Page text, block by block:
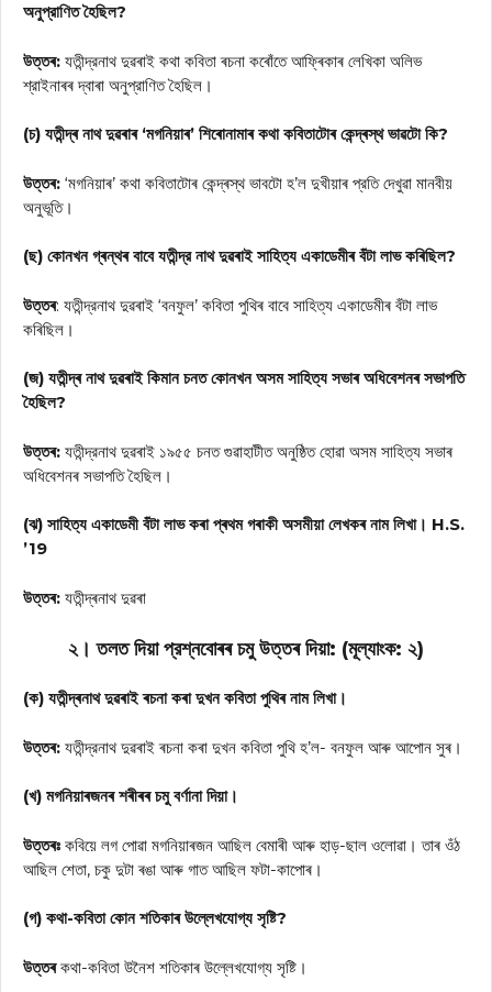
অনুপ্রাণিত হৈছিল?
উত্তৰ: যতীন্দ্রনাথ দুৱৰাই কথা কবিতা ৰচনা কৰোঁতে আফ্ৰিকাৰ লেখিকা অলিভ
শ্রাইনাৰৰ দ্বাৰা অনুপ্রাণিত হৈছিল।
(চ) যতীন্দ্ৰ নাথ দুৱৰাৰ ‘মগনিয়াৰ’ শিৰোনামাৰ কথা কবিতাটোৰ কেন্দ্ৰস্থ ভাৱটো কি?
উত্তৰ: ‘মগনিয়াৰ’ কথা কবিতাটোৰ কেন্দ্ৰস্থ ভাবটো হ’ল দুখীয়াৰ প্রতি দেখুৱা মানবীয়
অনুভূতি।
(ছ) কোনখন গ্ৰন্থৰ বাবে যতীন্দ্র নাথ দুৱৰাই সাহিত্য একাডেমীৰ বঁটা লাভ কৰিছিল?
উত্তৰ: যতীন্দ্রনাথ দুৱৰাই ‘বনফুল’ কবিতা পুথিৰ বাবে সাহিত্য একাডেমীৰ বঁটা লাভ
কৰিছিল।
(জ) যতীন্দ্ৰ নাথ দুৱৰাই কিমান চনত কোনখন অসম সাহিত্য সভাৰ অধিবেশনৰ সভাপতি
হৈছিল?
উত্তৰ: যতীন্দ্রনাথ দুৱৰাই ১৯৫৫ চনত গুৱাহাটীত অনুষ্ঠিত হোৱা অসম সাহিত্য সভাৰ
অধিবেশনৰ সভাপতি হৈছিল।
(ঝ) সাহিত্য একাডেমী বঁটা লাভ কৰা প্ৰথম গৰাকী অসমীয়া লেখকৰ নাম লিখা। H.S.
’19
উত্তৰ: যতীন্দ্ৰনাথ দুৱৰা
২। তলত দিয়া প্রশ্নবোৰৰ চমু উত্তৰ দিয়া: (মূল্যাংক: ২)
(ক) যতীন্দ্ৰনাথ দুৱৰাই ৰচনা কৰা দুখন কবিতা পুথিৰ নাম লিখা।
উত্তৰ: যতীন্দ্রনাথ দুৱৰাই ৰচনা কৰা দুখন কবিতা পুথি হ’ল- বনফুল আৰু আপোন সুৰ।
(খ) মগনিয়াৰজনৰ শৰীৰৰ চমু বর্ণানা দিয়া।
উত্তৰঃ কবিয়ে লগ পোৱা মগনিয়াৰজন আছিল বেমাৰী আৰু হাড়-ছাল ওলোৱা। তাৰ ওঁঠ
আছিল শেতা, চকু দুটা ৰঙা আৰু গাত আছিল ফটা-কাপোৰ।
(গ) কথা-কবিতা কোন শতিকাৰ উল্লেখযোগ্য সৃষ্টি?
উত্তৰকথা-কবিতা উনৈশ শতিকাৰ উল্লেখযোগ্য সৃষ্টি।